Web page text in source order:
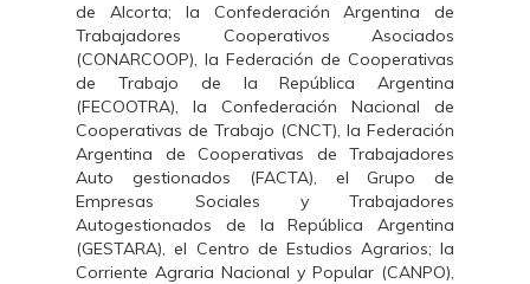
de Alcorta; la Confederación Argentina de
Trabajadores Cooperativos Asociados
(CONARCOOP), la Federación de Cooperativas
de Trabajo de la República Argentina
(FECOOTRA), la Confederación Nacional de
Cooperativas de Trabajo (CNCT), la Federación
Argentina de Cooperativas de Trabajadores
Auto gestionados (FACTA), el Grupo de
Empresas Sociales y Trabajadores
Autogestionados de la República Argentina
(GESTARA), el Centro de Estudios Agrarios; la
Corriente Agraria Nacional y Popular (CANPO),